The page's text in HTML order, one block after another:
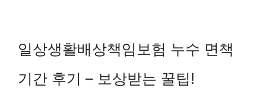
일상생활배상책임보험 누수 면책
기간 후기 – 보상받는 꿀팁!